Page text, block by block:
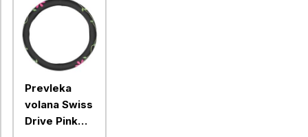
Prevleka
volana Swiss
Drive Pink